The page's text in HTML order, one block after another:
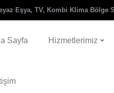
Eşya, TV, Kombi Klima Bölge
Sayfa Hizmetlerimiz